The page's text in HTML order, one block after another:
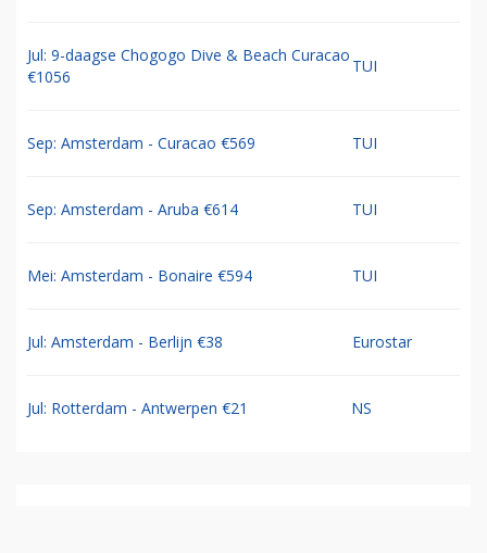
Jul: 9-daagse Chogogo Dive & Beach Curacao
€1056
TUI
Sep: Amsterdam - Curacao €569 TUI
Sep: Amsterdam - Aruba €614 TUI
Mei: Amsterdam - Bonaire €594 TUI
Jul: Amsterdam - Berlijn €38 Eurostar
Jul: Rotterdam - Antwerpen €21 NS